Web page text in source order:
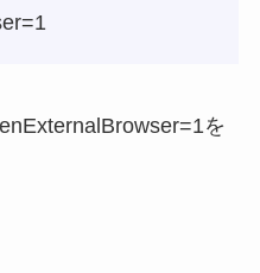
を